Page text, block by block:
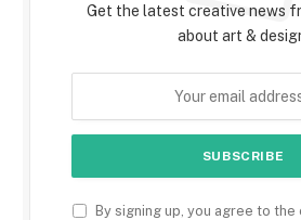
Get the latest creative news
about art &
By signing up, you agree to